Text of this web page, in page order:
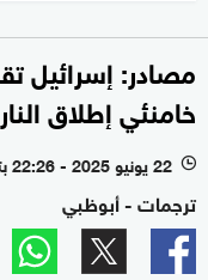
مصادر: إسرائيل
خامنئي إطلاق النار
l 22 يونيو 2025 - 22:26 بتوقيت أبوظبي
ترجمات - أبوظبي